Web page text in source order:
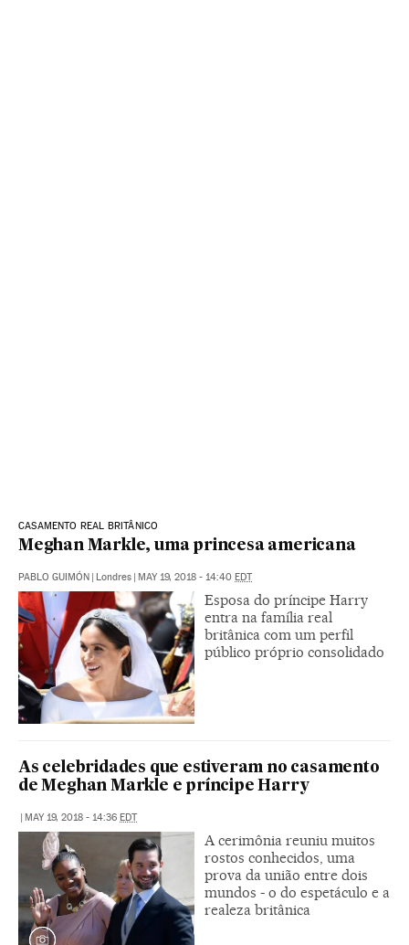
CASAMENTO REAL BRITÂNICO
Meghan Markle, uma princesa americana
PABLO GUIMÓN | Londres | MAY 19, 2018 - 14:40 EDT
Esposa do príncipe Harry
entra na família real
britânica com um perfil
público próprio consolidado
As celebridades que estiveram no casamento
de Meghan Markle e príncipe Harry
| MAY 19, 2018 - 14:36 EDT
A cerimônia reuniu muitos
rostos conhecidos, uma
prova da união entre dois
mundos - o do espetáculo e a
realeza britânica